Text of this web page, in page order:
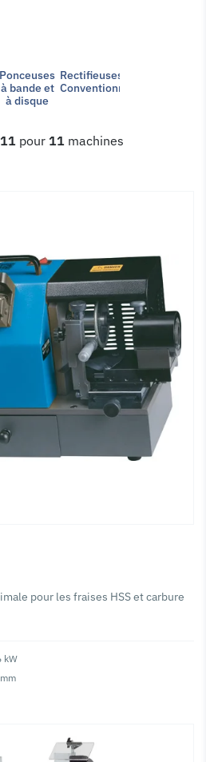
Ponceuses
à bande et
à disque
Rectifieuses
Conventionnelles
11 pour 11 machines
pour les fraises HSS et carbure
kW